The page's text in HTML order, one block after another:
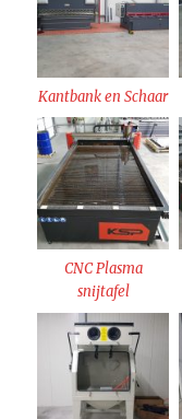
Kantbank en Schaar
CNC Plasma
snijtafel